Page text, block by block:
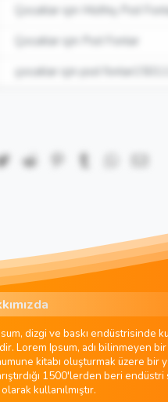
Çocuklar için Müthiş Psd
Çocuklar için Psd Fonlar
çocuklar için psd fonlar150111
Twitter
dizgi ve baskı endüstrisinde
Lorem Ipsum, adı bilinmeyen bir
kitabı oluşturmak üzere bir
1500'lerden beri endüstri
kullanılmıştır.